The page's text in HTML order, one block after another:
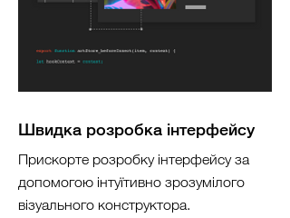
Прискорте розробку інтерфейсу за
допомогою інтуїтивно зрозумілого
візуального конструктора.
Швидка розробка інтерфейсу